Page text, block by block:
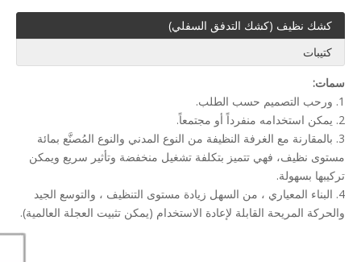
كشك نظيف (كشك التدفق السفلي)
كتيبات
سمات:
1. ورحب التصميم حسب الطلب.
2. يمكن استخدامه منفرداً أو مجتمعاً.
3. بالمقارنة مع الغرفة النظيفة من النوع المدني والنوع المُصنَّع بمائة
مستوى نظيف، فهي تتميز بتكلفة تشغيل منخفضة وتأثير سريع ويمكن
تركيبها بسهولة.
4. البناء المعياري ، من السهل زيادة مستوى التنظيف ، والتوسع الجيد
والحركة المريحة القابلة لإعادة الاستخدام (يمكن تثبيت العجلة العالمية).